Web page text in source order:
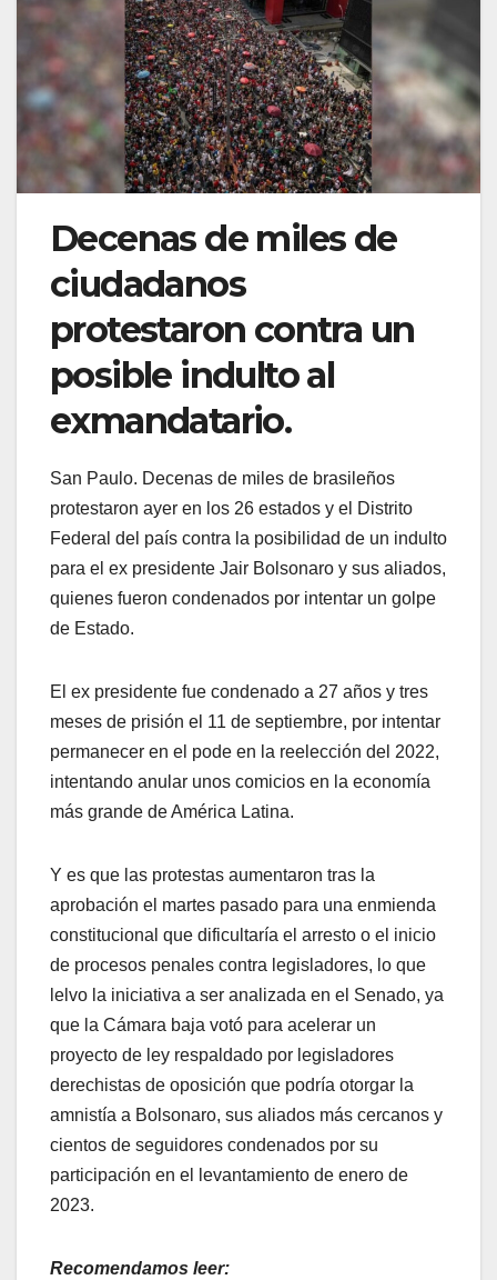
Decenas de miles de
ciudadanos
protestaron contra un
posible indulto al
exmandatario.
San Paulo. Decenas de miles de brasileños
protestaron ayer en los 26 estados y el Distrito
Federal del país contra la posibilidad de un indulto
para el ex presidente Jair Bolsonaro y sus aliados,
quienes fueron condenados por intentar un golpe
de Estado.
El ex presidente fue condenado a 27 años y tres
meses de prisión el 11 de septiembre, por intentar
permanecer en el pode en la reelección del 2022,
intentando anular unos comicios en la economía
más grande de América Latina.
Y es que las protestas aumentaron tras la
aprobación el martes pasado para una enmienda
constitucional que dificultaría el arresto o el inicio
de procesos penales contra legisladores, lo que
lelvo la iniciativa a ser analizada en el Senado, ya
que la Cámara baja votó para acelerar un
proyecto de ley respaldado por legisladores
derechistas de oposición que podría otorgar la
amnistía a Bolsonaro, sus aliados más cercanos y
cientos de seguidores condenados por su
participación en el levantamiento de enero de
2023.
Recomendamos leer: